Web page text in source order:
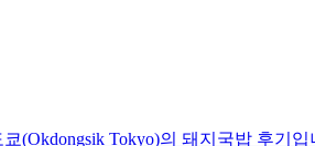
(Okdongsik Tokyo)의 돼지국밥 후기